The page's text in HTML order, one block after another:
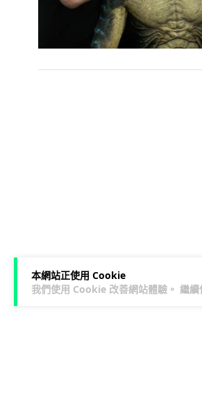
本網站正使用 Cookie
我們使用 Cookie 改善網站體驗。 繼